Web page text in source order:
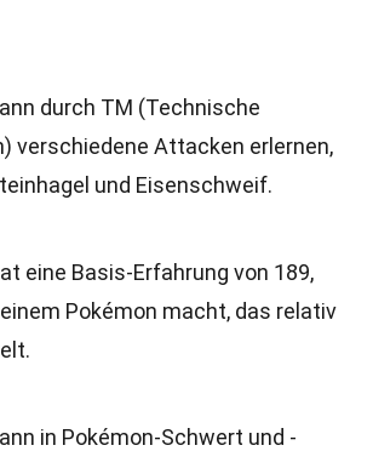
durch TM (Technische
verschiedene Attacken erlernen,
und Eisenschweif.
eine Basis-Erfahrung von 189,
Pokémon macht, das relativ
in Pokémon-Schwert und -